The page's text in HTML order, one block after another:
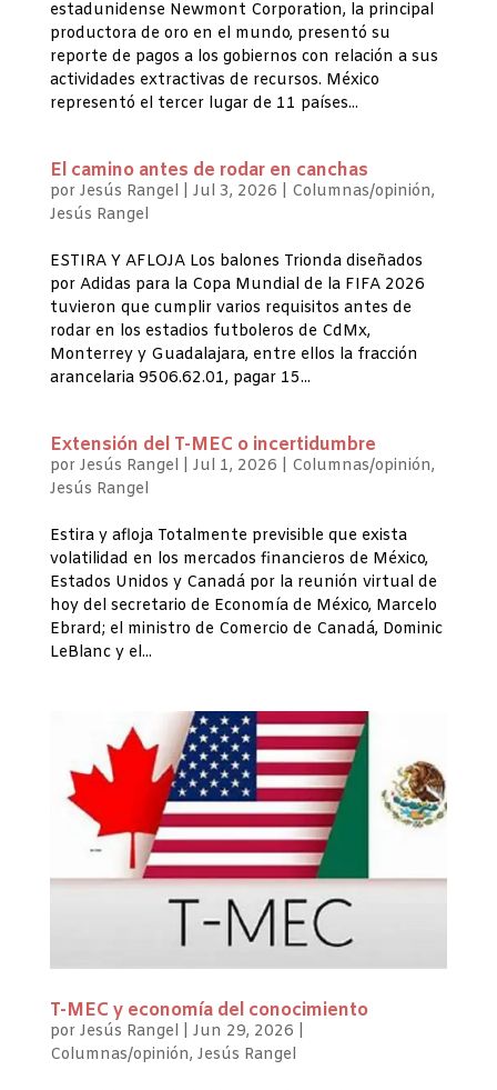
estadunidense Newmont Corporation, la principal
productora de oro en el mundo, presentó su
reporte de pagos a los gobiernos con relación a sus
actividades extractivas de recursos. México
representó el tercer lugar de 11 países...
El camino antes de rodar en canchas
por Jesús Rangel Jul 3, 2026 Columnas/opinión,
Jesús Rangel
ESTIRA Y AFLOJA Los balones Trionda diseñados
por Adidas para la Copa Mundial de la FIFA 2026
tuvieron que cumplir varios requisitos antes de
rodar en los estadios futboleros de CdMx,
Monterrey y Guadalajara, entre ellos la fracción
arancelaria 9506.62.01, pagar 15...
Extensión del T-MEC o incertidumbre
por Jesús Rangel Jul 1, 2026 Columnas/opinión,
Jesús Rangel
Estira y afloja Totalmente previsible que exista
volatilidad en los mercados financieros de México,
Estados Unidos y Canadá por la reunión virtual de
hoy del secretario de Economía de México, Marcelo
Ebrard; el ministro de Comercio de Canadá, Dominic
LeBlanc y el...
T-MEC y economía del conocimiento
por Jesús Rangel Jun 29, 2026
Columnas/opinión, Jesús Rangel